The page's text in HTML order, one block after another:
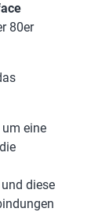
80er
eine
diese